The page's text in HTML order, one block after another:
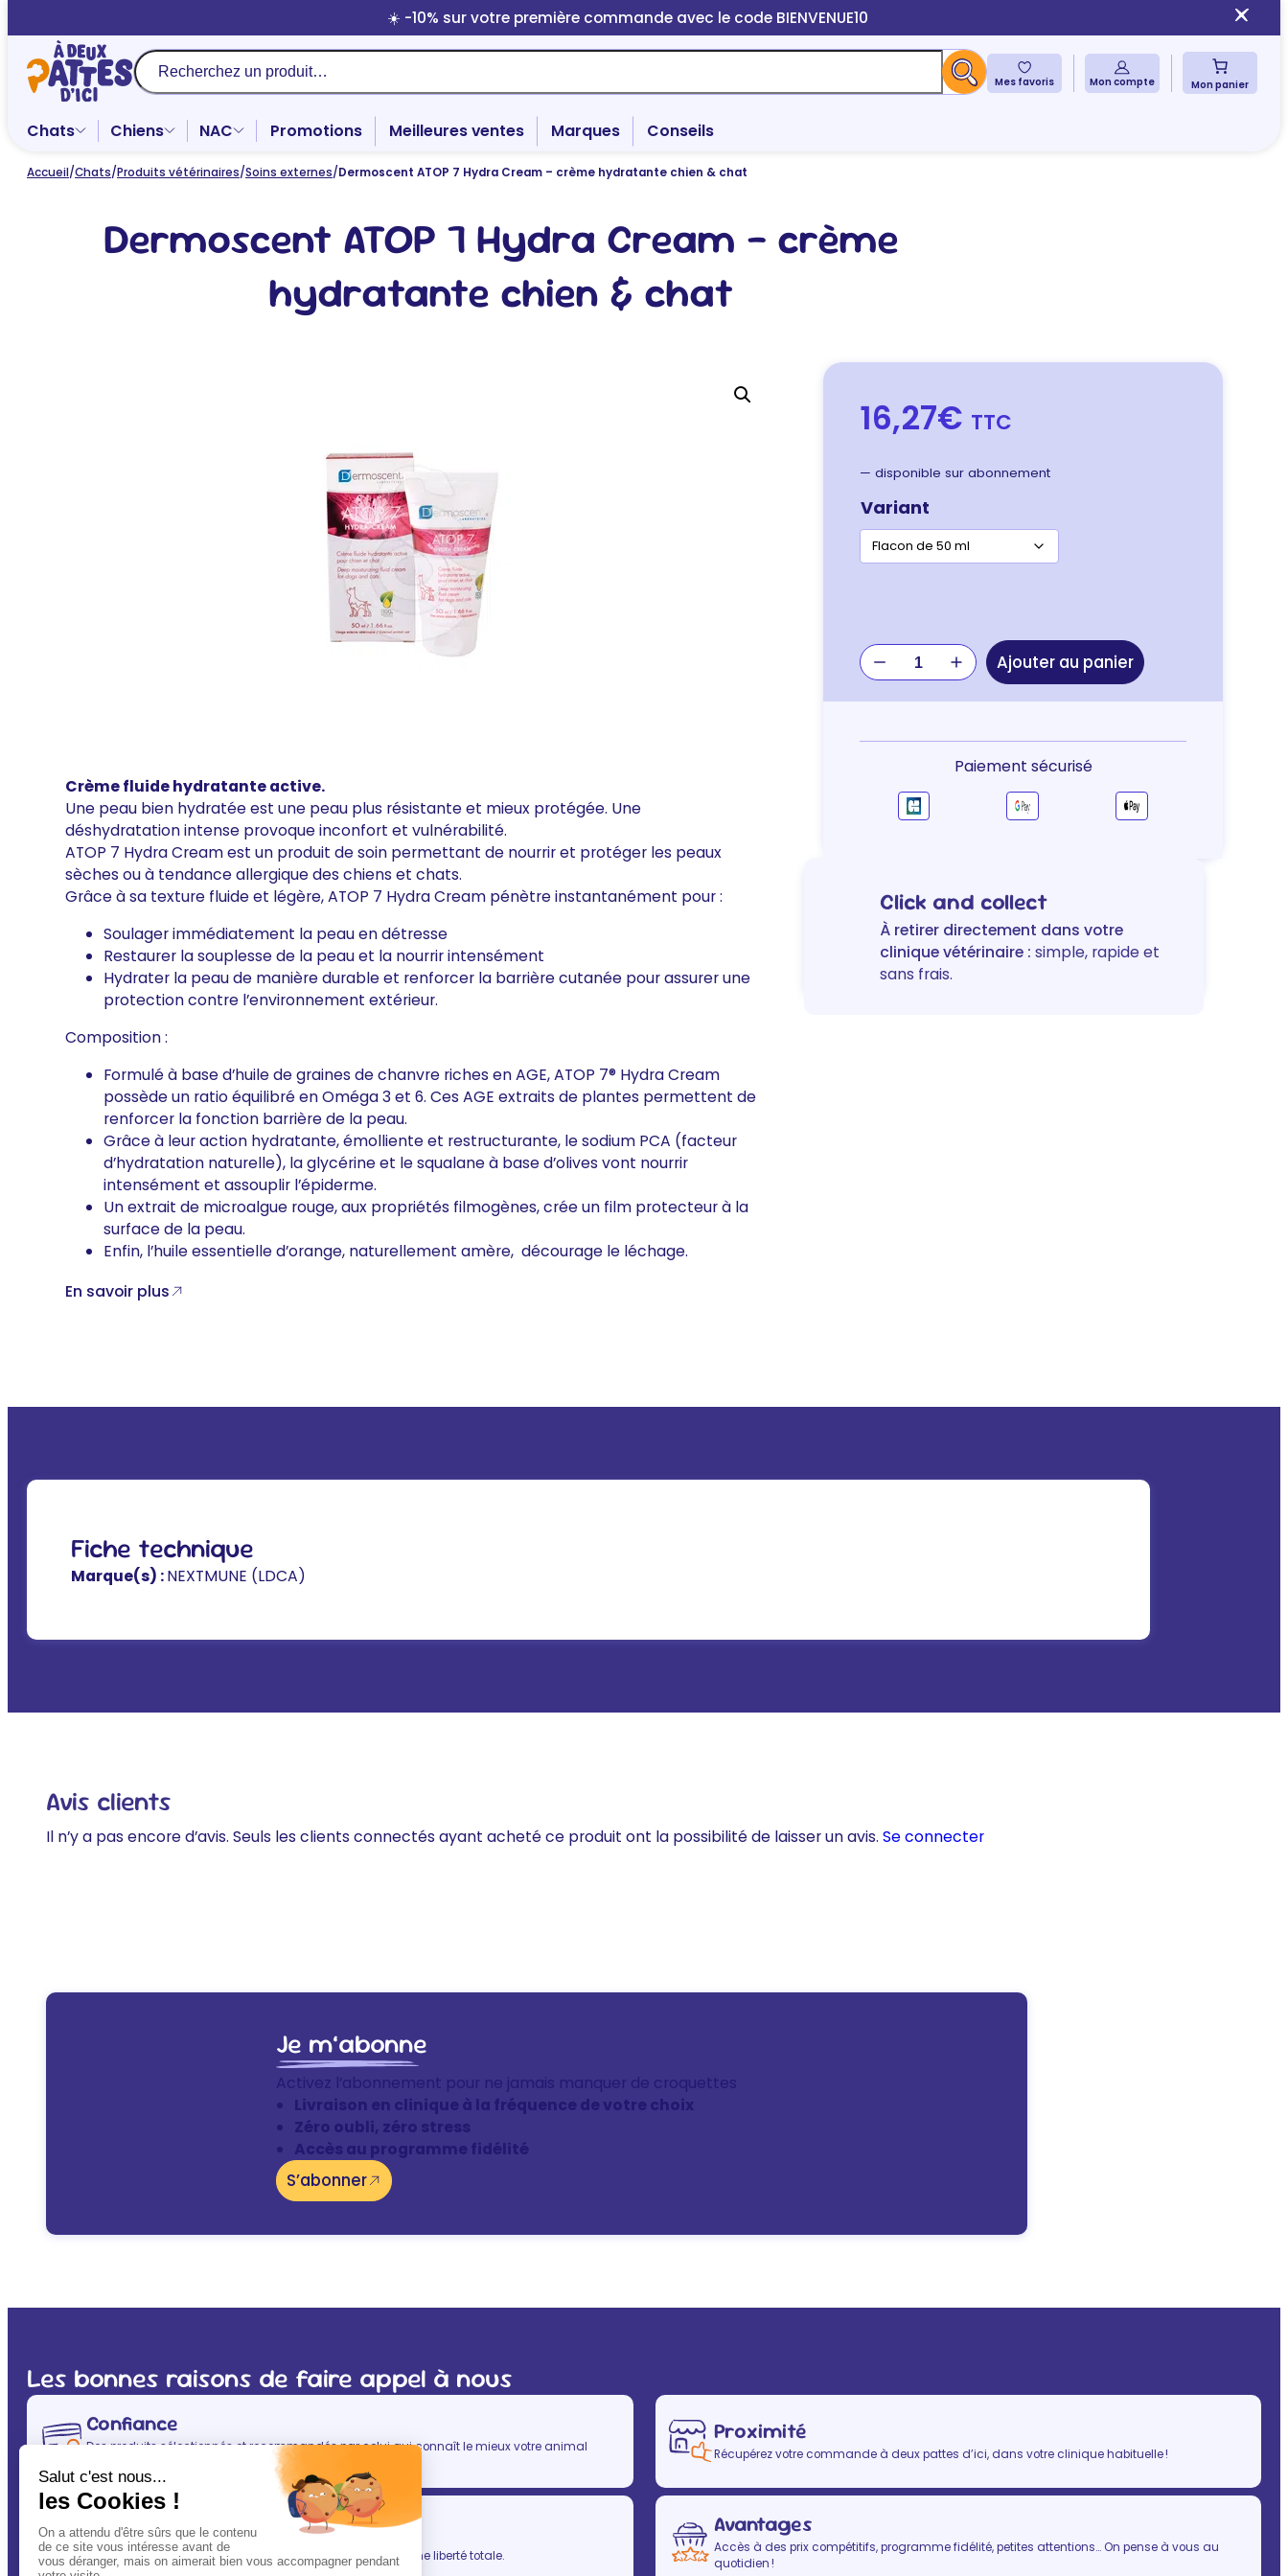
au
contenu
☀️ -10% sur votre première commande avec le code BIENVENUE10
Recherche
Mes favoris Mon compte Mon panier
Chats Chiens NAC Promotions Meilleures ventes Marques Conseils
Accueil/Chats/Produits vétérinaires/Soins externes/Dermoscent ATOP 7 Hydra Cream – crème hydratante chien & chat
Dermoscent ATOP 7 Hydra Cream – crème
hydratante chien & chat
Crème fluide hydratante active.
Une peau bien hydratée est une peau plus résistante et mieux protégée. Une
déshydratation intense provoque inconfort et vulnérabilité.
ATOP 7 Hydra Cream est un produit de soin permettant de nourrir et protéger les peaux
sèches ou à tendance allergique des chiens et chats.
Grâce à sa texture fluide et légère, ATOP 7 Hydra Cream pénètre instantanément pour :
Soulager immédiatement la peau en détresse
Restaurer la souplesse de la peau et la nourrir intensément
Hydrater la peau de manière durable et renforcer la barrière cutanée pour assurer une
protection contre l’environnement extérieur.
Composition :
Formulé à base d’huile de graines de chanvre riches en AGE, ATOP 7® Hydra Cream
possède un ratio équilibré en Oméga 3 et 6. Ces AGE extraits de plantes permettent de
renforcer la fonction barrière de la peau.
Grâce à leur action hydratante, émolliente et restructurante, le sodium PCA (facteur
d’hydratation naturelle), la glycérine et le squalane à base d’olives vont nourrir
intensément et assouplir l’épiderme.
Un extrait de microalgue rouge, aux propriétés filmogènes, crée un film protecteur à la
surface de la peau.
Enfin, l’huile essentielle d’orange, naturellement amère, décourage le léchage.
En savoir plus
16,27€ TTC
— disponible sur abonnement
Variant
quantité
de
Dermoscent
7
Cream
chat
Ajouter au panier
Paiement sécurisé
Click and collect
À retirer directement dans votre
clinique vétérinaire : simple, rapide et
sans frais.
Fiche technique
Marque(s) :NEXTMUNE (LDCA)
Avis clients
Il n’y a pas encore d’avis. Seuls les clients connectés ayant acheté ce produit ont la possibilité de laisser un avis. Se connecter
Je m’abonne
Activez l’abonnement pour ne jamais manquer de croquettes
Livraison en clinique à la fréquence de votre choix
Zéro oubli, zéro stress
Accès au programme fidélité
S’abonner
Les bonnes raisons de faire appel à nous
Confiance
Des produits sélectionnés et recommandés par celui qui connaît le mieux votre animal
(après vous évidemment ! ) : votre vétérinaire.
Proximité
Récupérez votre commande à deux pattes d’ici, dans votre clinique habituelle !
Simplicité
En un clic, vous allégez votre quotidien, tout en gardant une liberté totale.
Avantages
Accès à des prix compétitifs, programme fidélité, petites attentions… On pense à vous au
quotidien !